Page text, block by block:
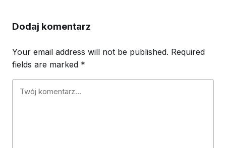
Dodaj komentarz
Your email address will not be published. Required
fields are marked *